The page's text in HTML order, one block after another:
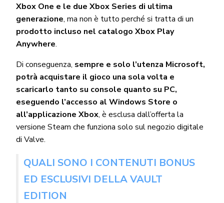
Xbox One e le due Xbox Series di ultima
generazione, ma non è tutto perché si tratta di un
prodotto incluso nel catalogo Xbox Play
Anywhere.
Di conseguenza, sempre e solo l’utenza Microsoft,
potrà acquistare il gioco una sola volta e
scaricarlo tanto su console quanto su PC,
eseguendo l’accesso al Windows Store o
all’applicazione Xbox, è esclusa dall’offerta la
versione Steam che funziona solo sul negozio digitale
di Valve.
QUALI SONO I CONTENUTI BONUS
ED ESCLUSIVI DELLA VAULT
EDITION